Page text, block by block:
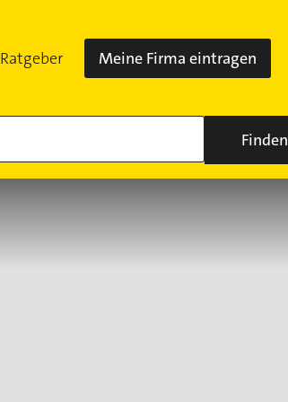
Ratgeber Meine Firma eintragen
Finden